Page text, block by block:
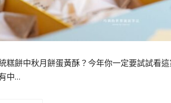
糕餅中秋月餅蛋黃酥？今年你一定要試試看
中…